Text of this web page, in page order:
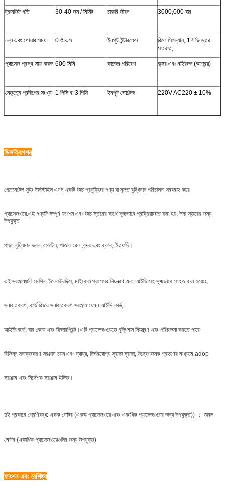
ট্রানজিট গতি 30-40 জন / মিনিট চাকরি জীবন 3000,000 বার
বন্ধ এবং খোলার সময় 0.6 এস ইনপুট ইন্টারফেস
রিলে সিগন্যাল, 12 ভি স্তর
সংকেত,
প্যাসেজ প্রস্থ সাফ করুন 600 মিমি কাজের পরিবেশ অন্দর এবং বহিরঙ্গন (আশ্রয়)
নেতৃত্বে প্রদীপের সংখ্যা 1 পিসি বা 3 পিসি ইনপুট ভোল্টেজ 220V AC220 ± 10%
ডিসক্রিপশন
গোল্ডানটেল সুইং টার্নস্টাইল এমন একটি উচ্চ প্রযুক্তির পণ্য যা মূলত বুদ্ধিমান পরিচালনা সরবরাহ করে
প্যাসেজওয়ে.এই পণ্যটি সম্পূর্ণ ফাংশন এবং উচ্চ স্তরের সাথে সূক্ষ্মভাবে প্রক্রিয়াজাত করা হয়, উচ্চ স্তরের জন্য
উপযুক্ত
পাড়া, বুদ্ধিমান ভবন, হোটেল, পাতাল রেল, বন্দর এবং ক্লাব, ইত্যাদি।
এই সরঞ্জামগুলি মেশিন, ইলেকট্রনিক্স, মাইক্রো প্রসেসর নিয়ন্ত্রণ এবং আইডি সহ সূক্ষ্মভাবে সংহত করা হয়েছে
সনাক্তকরণ, কার্ড রিডার সনাক্তকরণ সরঞ্জাম যেমন আইসি কার্ড,
আইডি কার্ড, বার কোড এবং ফিঙ্গারপ্রিন্ট।এটি প্যাসেজওয়েতে বুদ্ধিমান নিয়ন্ত্রণ এবং পরিচালনা করতে পারে
বিভিন্ন সনাক্তকরণ সরঞ্জাম চয়ন এবং ন্যায্য, নির্ভরযোগ্য সুরক্ষা সুরক্ষা, উদ্বেগজনক গ্রহণের মাধ্যমে adop
সরঞ্জাম এবং নির্দেশক সরঞ্জাম ইঙ্গিত।
দুই প্রকারে শ্রেণিবদ্ধ: একক মোটর (একক প্যাসেজওয়ে এবং একাধিক প্যাসেজওয়ের জন্য উপযুক্ত)) ； ডাবল
মোটর (একাধিক প্যাসেজওয়েগুলির জন্য উপযুক্ত)
ফাংশন এবং বৈশিষ্ট্য